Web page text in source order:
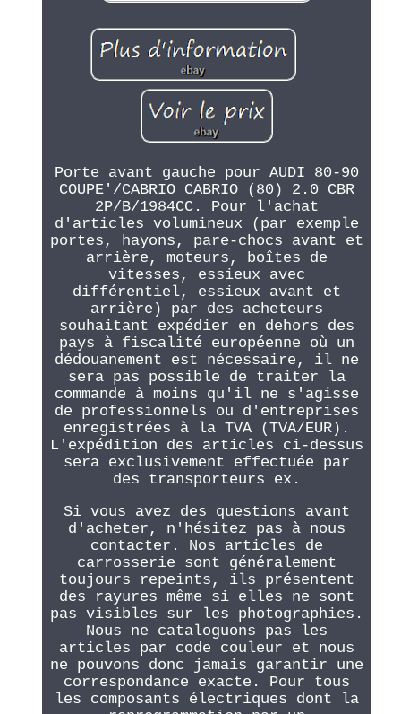
Porte avant gauche pour AUDI 80-90
COUPE'/CABRIO CABRIO (80) 2.0 CBR
2P/B/1984CC. Pour l'achat
d'articles volumineux (par exemple
portes, hayons, pare-chocs avant et
arrière, moteurs, boîtes de
vitesses, essieux avec
différentiel, essieux avant et
arrière) par des acheteurs
souhaitant expédier en dehors des
pays à fiscalité européenne où un
dédouanement est nécessaire, il ne
sera pas possible de traiter la
commande à moins qu'il ne s'agisse
de professionnels ou d'entreprises
enregistrées à la TVA (TVA/EUR).
L'expédition des articles ci-dessus
sera exclusivement effectuée par
des transporteurs ex.
Si vous avez des questions avant
d'acheter, n'hésitez pas à nous
contacter. Nos articles de
carrosserie sont généralement
toujours repeints, ils présentent
des rayures même si elles ne sont
pas visibles sur les photographies.
Nous ne cataloguons pas les
articles par code couleur et nous
ne pouvons donc jamais garantir une
correspondance exacte. Pour tous
les composants électriques dont la